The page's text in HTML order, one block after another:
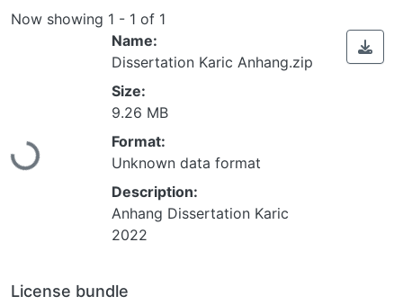
Now showing 1 - 1 of 1
Loading...
Name:
Dissertation Karic Anhang.zip
Size:
9.26 MB
Format:
Unknown data format
Description:
Anhang Dissertation Karic
2022
License bundle